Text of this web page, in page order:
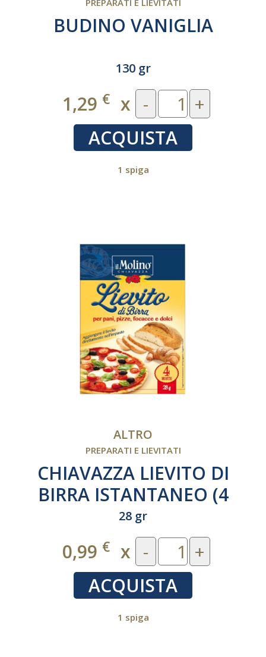
PREPARATI E LIEVITATI
BUDINO VANIGLIA
130 gr
1,29 € x -
+
ACQUISTA
1 spiga
ALTRO
PREPARATI E LIEVITATI
CHIAVAZZA LIEVITO DI
BIRRA ISTANTANEO (4
buste)
28 gr
0,99 € x -
+
ACQUISTA
1 spiga